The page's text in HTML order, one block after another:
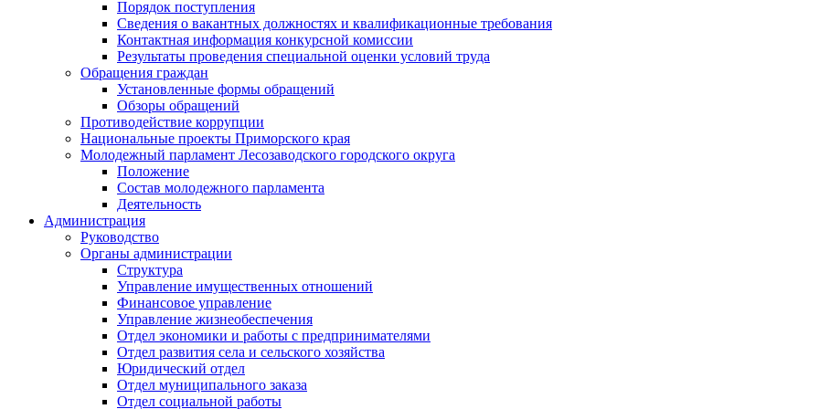
Порядок поступления
Сведения о вакантных должностях и квалификационные требования
Контактная информация конкурсной комиссии
Результаты проведения специальной оценки условий труда
Обращения граждан
Установленные формы обращений
Обзоры обращений
Противодействие коррупции
Национальные проекты Приморского края
Молодежный парламент Лесозаводского городского округа
Положение
Состав молодежного парламента
Деятельность
Администрация
Руководство
Органы администрации
Структура
Управление имущественных отношений
Финансовое управление
Управление жизнеобеспечения
Отдел экономики и работы с предпринимателями
Отдел развития села и сельского хозяйства
Юридический отдел
Отдел муниципального заказа
Отдел социальной работы